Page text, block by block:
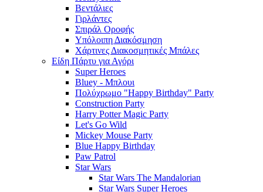
Βεντάλιες
Γιρλάντες
Σπιράλ Οροφής
Υπόλοιπη Διακόσμηση
Χάρτινες Διακοσμητικές Μπάλες
Είδη Πάρτυ για Αγόρι
Super Heroes
Bluey - Μπλουι
Πολύχρωμο "Happy Birthday" Party
Construction Party
Harry Potter Magic Party
Let's Go Wild
Mickey Mouse Party
Blue Happy Birthday
Paw Patrol
Star Wars
Star Wars The Mandalorian
Star Wars Super Heroes